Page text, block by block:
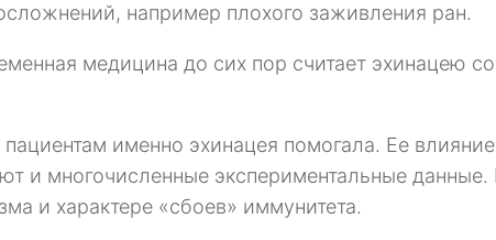
например плохого заживления ран.
медицина до сих пор считает эхинацею
именно эхинацея помогала. Ее
и многочисленные экспериментальные
и характере «сбоев» иммунитета.